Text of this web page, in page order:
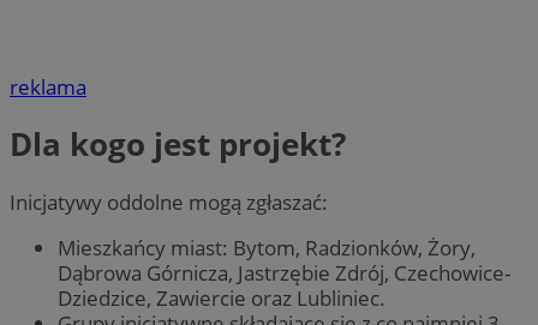
reklama
Dla kogo jest projekt?
Inicjatywy oddolne mogą zgłaszać:
Mieszkańcy miast: Bytom, Radzionków, Żory,
Dąbrowa Górnicza, Jastrzębie Zdrój, Czechowice-
Dziedzice, Zawiercie oraz Lubliniec.